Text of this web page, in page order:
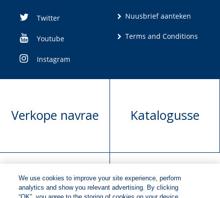
Twitter
Youtube
Instagram
Nuusbrief aanteken
Terms and Conditions
Verkope navrae Katalogusse
Manuskrip Versoek boekregte
We use cookies to improve your site experience, perform
analytics and show you relevant advertising. By clicking